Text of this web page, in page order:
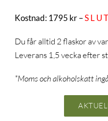
Kostnad: 1795 kr –S L U
Du får alltid 2 flaskor av
Leverans 1,5 vecka efter
*Moms och alkoholskatt